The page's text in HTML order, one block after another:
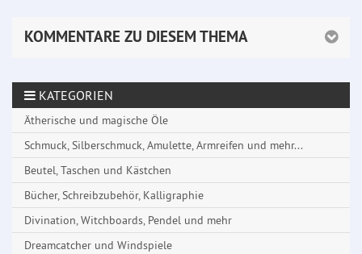
KOMMENTARE ZU DIESEM THEMA
KATEGORIEN
Ätherische und magische Öle
Schmuck, Silberschmuck, Amulette, Armreifen und mehr...
Beutel, Taschen und Kästchen
Bücher, Schreibzubehör, Kalligraphie
Divination, Witchboards, Pendel und mehr
Dreamcatcher und Windspiele